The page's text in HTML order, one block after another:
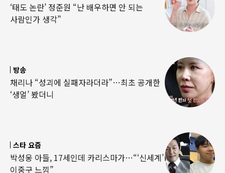
‘태도 논란’ 정준원 “난 배우하면 안 되는
사람인가 생각”
방송
채리나 “성괴에 실패자라더라”…최초 공개한
‘생얼’ 봤더니
스타 요즘
박성웅 아들, 17세인데 카리스마가…“‘신세계’
이중구 느낌”